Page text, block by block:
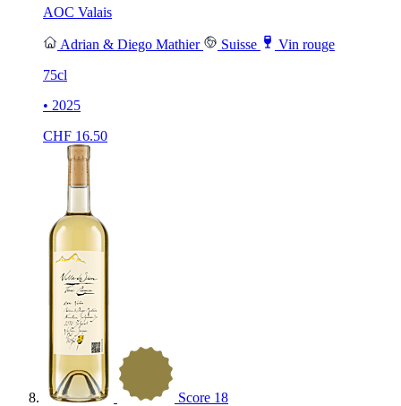
AOC Valais
Adrian & Diego Mathier Suisse
Vin rouge
75cl
• 2025
CHF 16.50
Score 18